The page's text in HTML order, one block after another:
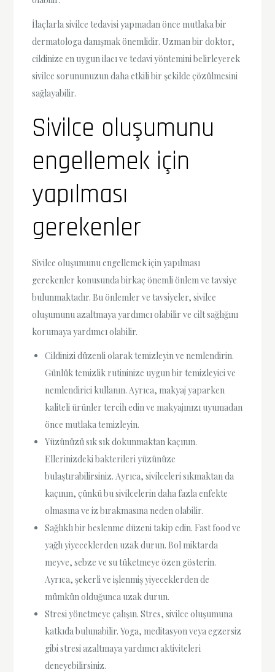
İlaçlarla sivilce tedavisi yapmadan önce mutlaka bir
dermatologa danışmak önemlidir. Uzman bir doktor,
cildinize en uygun ilacı ve tedavi yöntemini belirleyerek
sivilce sorununuzun daha etkili bir şekilde çözülmesini
sağlayabilir.
Sivilce oluşumunu
engellemek için
yapılması
gerekenler
Sivilce oluşumunu engellemek için yapılması
gerekenler konusunda birkaç önemli önlem ve tavsiye
bulunmaktadır. Bu önlemler ve tavsiyeler, sivilce
oluşumunu azaltmaya yardımcı olabilir ve cilt sağlığını
korumaya yardımcı olabilir.
Cildinizi düzenli olarak temizleyin ve nemlendirin.
Günlük temizlik rutininize uygun bir temizleyici ve
nemlendirici kullanın. Ayrıca, makyaj yaparken
kaliteli ürünler tercih edin ve makyajınızı uyumadan
önce mutlaka temizleyin.
Yüzünüzü sık sık dokunmaktan kaçının.
Ellerinizdeki bakterileri yüzünüze
bulaştırabilirsiniz. Ayrıca, sivilceleri sıkmaktan da
kaçının, çünkü bu sivilcelerin daha fazla enfekte
olmasına ve iz bırakmasına neden olabilir.
Sağlıklı bir beslenme düzeni takip edin. Fast food ve
yağlı yiyeceklerden uzak durun. Bol miktarda
meyve, sebze ve su tüketmeye özen gösterin.
Ayrıca, şekerli ve işlenmiş yiyeceklerden de
mümkün olduğunca uzak durun.
Stresi yönetmeye çalışın. Stres, sivilce oluşumuna
katkıda bulunabilir. Yoga, meditasyon veya egzersiz
gibi stresi azaltmaya yardımcı aktiviteleri
deneyebilirsiniz.